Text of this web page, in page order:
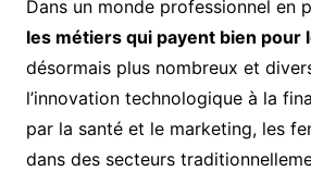
Dans un monde professionnel en
les métiers qui payent bien pour
désormais plus nombreux et
l’innovation technologique à la
par la santé et le marketing, les
dans des secteurs